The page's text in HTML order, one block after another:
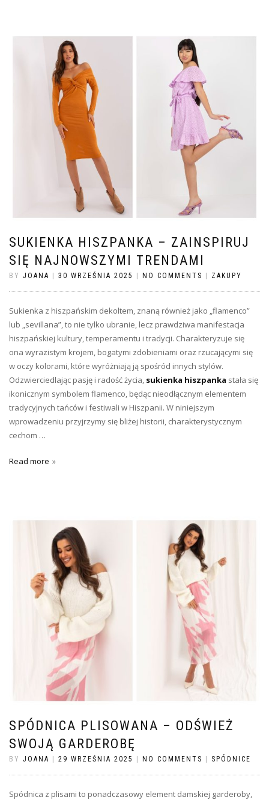
SUKIENKA HISZPANKA – ZAINSPIRUJ
SIĘ NAJNOWSZYMI TRENDAMI
BY JOANA | 30 WRZEŚNIA 2025 | NO COMMENTS | ZAKUPY
Sukienka z hiszpańskim dekoltem, znaną również jako „flamenco”
lub „sevillana”, to nie tylko ubranie, lecz prawdziwa manifestacja
hiszpańskiej kultury, temperamentu i tradycji. Charakteryzuje się
ona wyrazistym krojem, bogatymi zdobieniami oraz rzucającymi się
w oczy kolorami, które wyróżniają ją spośród innych stylów.
Odzwierciedlając pasję i radość życia, sukienka hiszpanka stała się
ikonicznym symbolem flamenco, będąc nieodłącznym elementem
tradycyjnych tańców i festiwali w Hiszpanii. W niniejszym
wprowadzeniu przyjrzymy się bliżej historii, charakterystycznym
cechom …
Read more
SPÓDNICA PLISOWANA – ODŚWIEŻ
SWOJĄ GARDEROBĘ
BY JOANA 29 WRZEŚNIA 2025 NO COMMENTS SPÓDNICE
Spódnica z plisami to ponadczasowy element damskiej garderoby,